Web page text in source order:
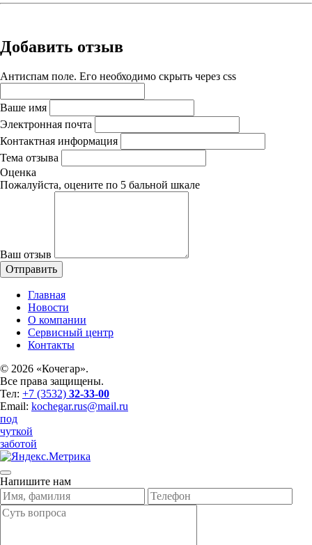
Добавить отзыв
Антиспам поле. Его необходимо скрыть через css
Ваше имя
Электронная почта
Контактная информация
Тема отзыва
Оценка
Пожалуйста, оцените по 5 бальной шкале
Ваш отзыв
Главная
Новости
О компании
Сервисный центр
Контакты
© 2026 «Кочегар».
Все права защищены.
Тел: +7 (3532) 32-33-00
Email: kochegar.rus@mail.ru
под
чуткой
заботой
Напишите нам